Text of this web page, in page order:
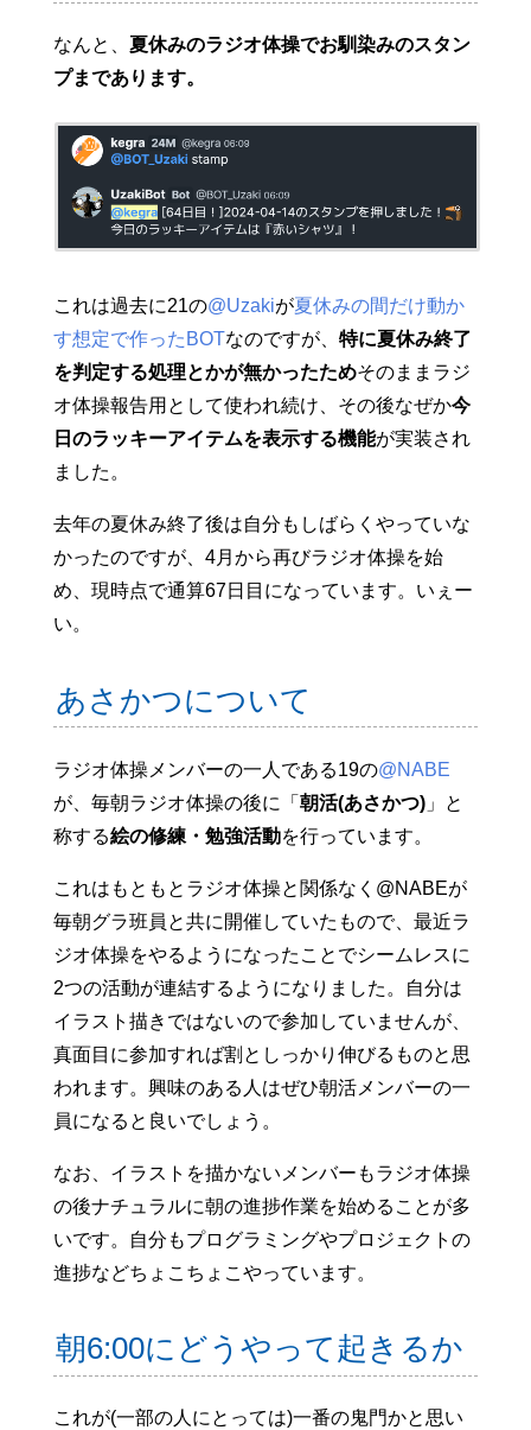
なんと、 夏休みのラジオ体操でお馴染みのスタン
プまであります。
これは過去に21の@Uzakiが夏休みの間だけ動か
す想定で作ったBOTなのですが、 特に夏休み終了
を判定する処理とかが無かったためそのままラジ
オ体操報告用として使われ続け、その後なぜか今
日のラッキーアイテムを表示する機能が実装され
ました。
去年の夏休み終了後は自分もしばらくやっていな
かったのですが、4月から再びラジオ体操を始
め、現時点で通算67日目になっています。いぇー
い。
あさかつについて
ラジオ体操メンバーの一人である19の@NABE
が、毎朝ラジオ体操の後に「 朝活(あさかつ)」と
称する絵の修練・勉強活動を行っています。
これはもともとラジオ体操と関係なく@NABEが
毎朝グラ班員と共に開催していたもので、最近ラ
ジオ体操をやるようになったことでシームレスに
2つの活動が連結するようになりました。自分は
イラスト描きではないので参加していませんが、
真面目に参加すれば割としっかり伸びるものと思
われます。興味のある人はぜひ朝活メンバーの一
員になると良いでしょう。
なお、イラストを描かないメンバーもラジオ体操
の後ナチュラルに朝の進捗作業を始めることが多
いです。自分もプログラミングやプロジェクトの
進捗などちょこちょこやっています。
朝6:00にどうやって起きるか
これが(一部の人にとっては)一番の鬼門かと思い